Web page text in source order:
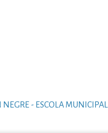
NEGRE - ESCOLA